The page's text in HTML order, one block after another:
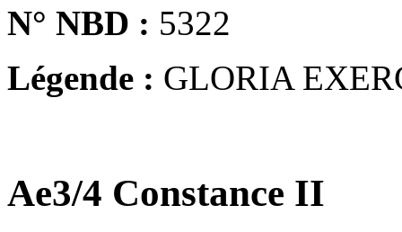
N° NBD : 5322
Légende : GLORIA
Ae3/4 Constance II